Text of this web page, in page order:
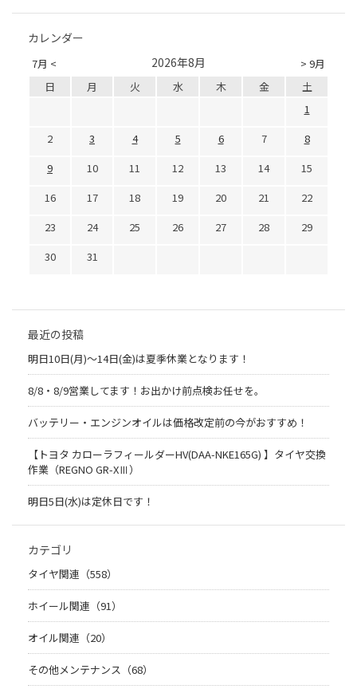
カレンダー
7月 < > 9月
2026年8月
日 月 火 水 木 金
土
1
2
3 4 5 6 7
8
9
10 11 12 13 14
15
16
17 18 19 20 21
22
23
24 25 26 27 28
29
30
31
最近の投稿
明日10日(月)～14日(金)は夏季休業となります！
8/8・8/9営業してます！お出かけ前点検お任せを。
バッテリー・エンジンオイルは価格改定前の今がおすすめ！
【トヨタ カローラフィールダーHV(DAA-NKE165G) 】タイヤ交換
作業（REGNO GR-XⅢ）
明日5日(水)は定休日です！
カテゴリ
タイヤ関連（558）
ホイール関連（91）
オイル関連（20）
その他メンテナンス（68）